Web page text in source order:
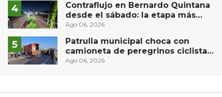
Contraflujo en Bernardo Quintana
desde el sábado: la etapa más
compleja del operativo vial
Ago 06, 2026
Patrulla municipal choca con
camioneta de peregrinos ciclistas
en la autopista México-Querétaro
Ago 06, 2026